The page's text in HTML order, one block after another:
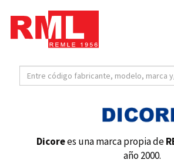
Dicorees una marca propia de
año 2000.